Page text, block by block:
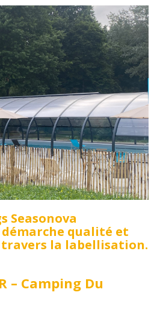
Seasonova
qualité et
travers la labellisation.
– Camping Du